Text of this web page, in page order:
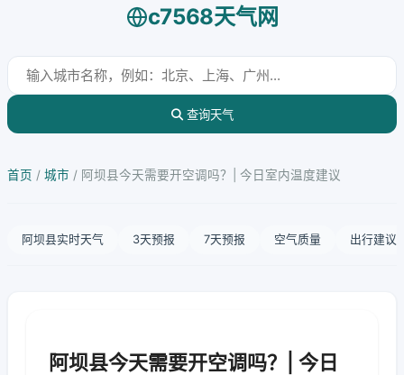
c7568天气网
查询天气
首页 / 城市 / 阿坝县今天需要开空调吗？| 今日室内温度建议
阿坝县实时天气 3天预报 7天预报 空气质量 出行建议
阿坝县今天需要开空调吗？| 今日